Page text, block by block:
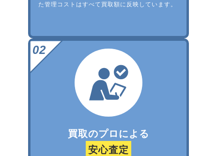
た管理コストはすべて買取額に反映しています。
買取のプロによる
安心査定